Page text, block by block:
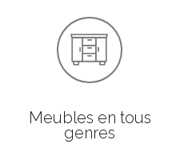
Meubles en tous
genres